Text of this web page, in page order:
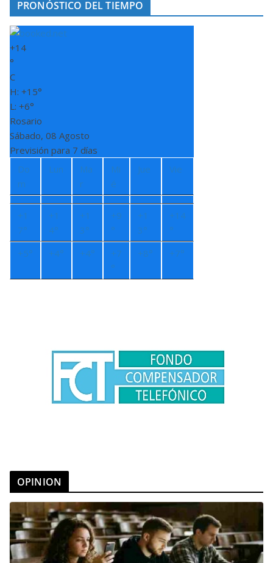
PRONÓSTICO DEL TIEMPO
+14
°
C
H: +15°
L: +6°
Rosario
Sábado, 08 Agosto
Previsión para 7 días
Do
m
Lun
Ma
r
Mi
é
Jue Vie
+1
7°
+1
4°
+1
3°
+9
°
+1
3°
+14
°
+5° +4° +4° +7
°
+8° +7°
OPINION